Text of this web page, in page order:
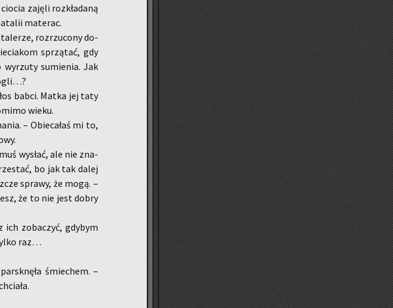
za­ję­li roz­kła­da­ną
ma­te­rac.
ta­le­rze, roz­rzu­co­ny do­
sprzą­tać, gdy
wy­rzu­ty su­mie­nia. Jak
babci. Matka jej taty
wieku.
– Obie­ca­łaś mi to,
wy­słać, ale nie zna­
bo jak tak dalej
spra­wy, że mogą. –
że to nie jest dobry
ich zo­ba­czyć, gdy­bym
raz…
śmie­chem. –